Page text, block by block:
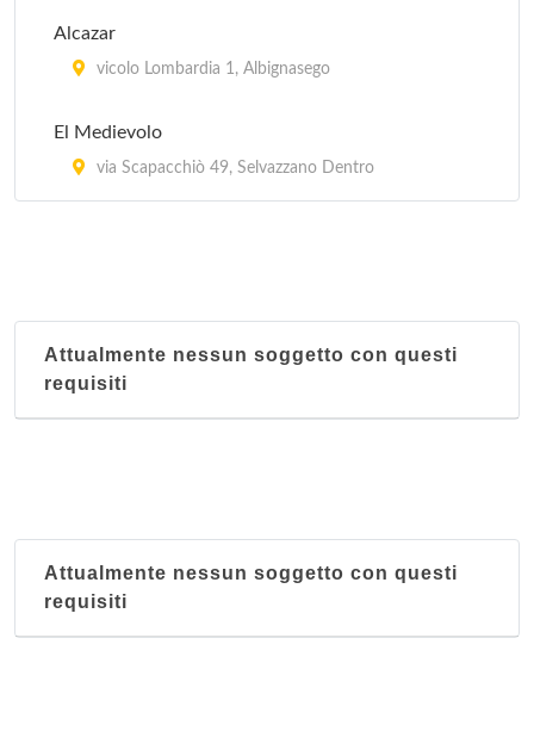
Alcazar
vicolo Lombardia 1, Albignasego
El Medievolo
via Scapacchiò 49, Selvazzano Dentro
Attualmente nessun soggetto con questi
requisiti
Attualmente nessun soggetto con questi
requisiti